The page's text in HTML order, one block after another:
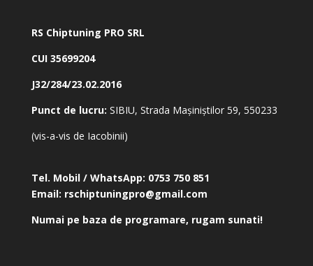
RS Chiptuning PRO SRL
CUI 35699204
J32/284/23.02.2016
Punct de lucru: SIBIU, Strada Mașiniștilor 59, 550233
(vis-a-vis de Iacobinii)
Tel. Mobil / WhatsApp: 0753 750 851
Email: rschiptuningpro@gmail.com
Numai pe baza de programare, rugam sunati!